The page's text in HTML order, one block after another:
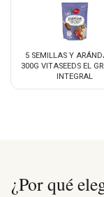
5 SEMILLAS Y
300G VITASEEDS EL
INTEGRAL
¿Por qué